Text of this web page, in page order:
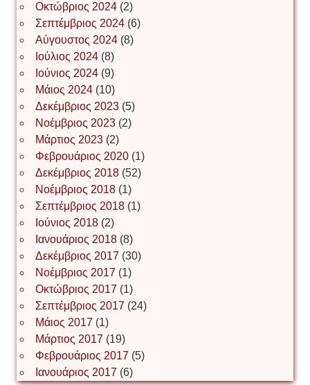
Γιάννης Καζάκος
Γιούρι Αβράμοφ
Δέσποινα Μώκου
Δημήτριος Ζακοντινός
ΕΥΑΓΓΕΛΟΣ ΜΩΚΟΣ
Ιωάννης Σ. Παπαφλωράτος
ΝΙΚΟΣ ΓΑΤΟΣ
Οκτώβριος 2024(2)
Σεπτέμβριος 2024(6)
Αύγουστος 2024(8)
Ιούλιος 2024(8)
Ιούνιος 2024(9)
Μάιος 2024(10)
Δεκέμβριος 2023(5)
Νοέμβριος 2023(2)
Μάρτιος 2023(2)
Φεβρουάριος 2020(1)
Δεκέμβριος 2018(52)
Νοέμβριος 2018(1)
Σεπτέμβριος 2018(1)
Ιούνιος 2018(2)
Ιανουάριος 2018(8)
Δεκέμβριος 2017 (30)
Νοέμβριος 2017 (1)
Οκτώβριος 2017 (1)
Σεπτέμβριος 2017 (24)
Μάιος 2017 (1)
Μάρτιος 2017 (19)
Φεβρουάριος 2017 (5)
Ιανουάριος 2017 (6)